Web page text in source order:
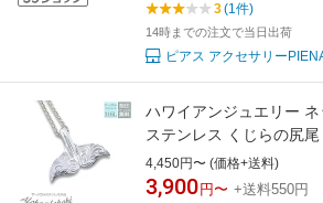
3(1件)
14時までの注文で当日出荷
ピアス アクセサリー
ハワイアンジュエリー
ステンレス くじらの尻
刻印 ホエールテール シ
なし 錆びない アロハロ
4,450円〜 (価格+送料)
3,900 円〜 +送料550円